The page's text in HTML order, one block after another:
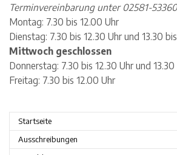
Startseite
Ausschreibungen
Terminvereinbarung unter 02581-
Montag: 7.30 bis 12.00 Uhr
Dienstag: 7.30 bis 12.30 Uhr und 13.30
Mittwoch geschlossen
Donnerstag: 7.30 bis 12.30 Uhr und 13.30
Freitag: 7.30 bis 12.00 Uhr